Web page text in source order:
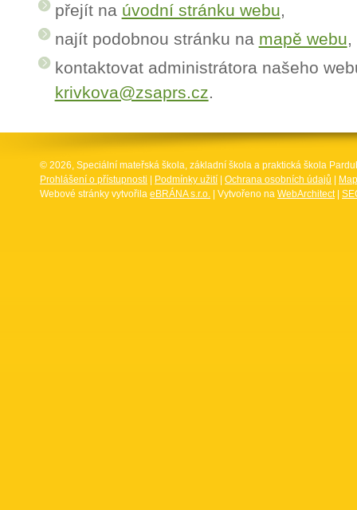
přejít na úvodní stránku webu,
najít podobnou stránku na mapě webu,
kontaktovat administrátora našeho
krivkova@zsaprs.cz.
© 2026, Speciální mateřská škola, základní škola a praktická škola
Prohlášení o přístupnosti
Podmínky užití Ochrana osobních údajů
Webové stránky vytvořila eBRÁNA s.r.o. | Vytvořeno na WebArchitect|